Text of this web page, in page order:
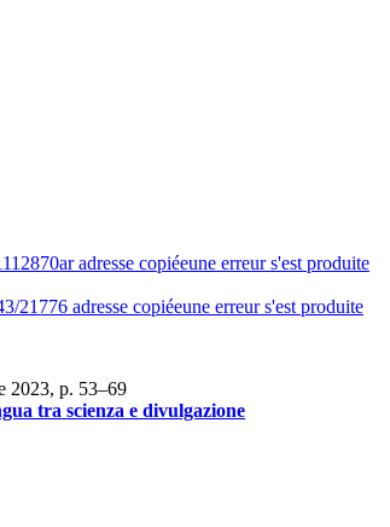
adresse copiéeune erreur s'est produite
21776 adresse copiéeune erreur s'est produite
2023, p. 53–69
tra scienza e divulgazione